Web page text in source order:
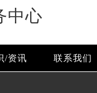
中心
/资讯 联系我们